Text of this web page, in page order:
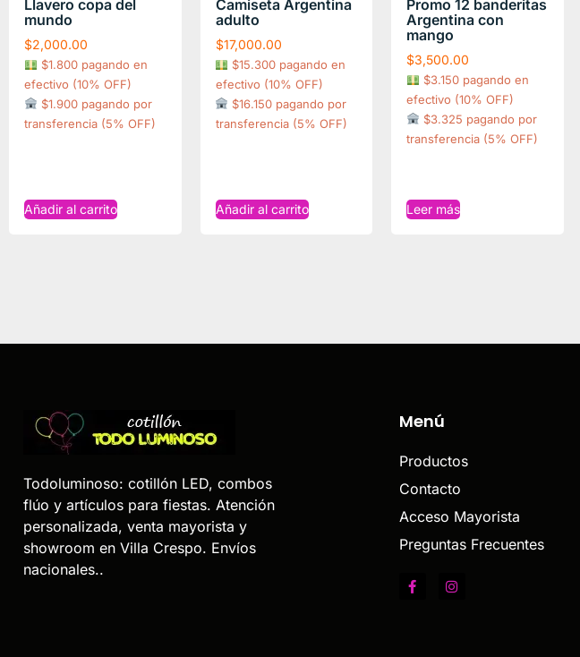
Llavero copa del
mundo
$2,000.00
$1.800 pagando en
efectivo (10% OFF)
$1.900 pagando por
transferencia (5% OFF)
Añadir al carrito
Camiseta Argentina
adulto
$17,000.00
$15.300 pagando en
efectivo (10% OFF)
$16.150 pagando por
transferencia (5% OFF)
Añadir al carrito
Promo 12 banderitas
Argentina con
mango
$3,500.00
$3.150 pagando en
efectivo (10% OFF)
$3.325 pagando por
transferencia (5% OFF)
Leer más
Todoluminoso: cotillón LED, combos
flúo y artículos para fiestas. Atención
personalizada, venta mayorista y
showroom en Villa Crespo. Envíos
nacionales..
Menú
Productos
Contacto
Acceso Mayorista
Preguntas Frecuentes